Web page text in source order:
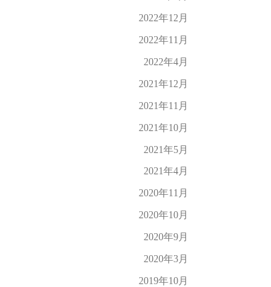
2022年12月
2022年11月
2022年4月
2021年12月
2021年11月
2021年10月
2021年5月
2021年4月
2020年11月
2020年10月
2020年9月
2020年3月
2019年10月